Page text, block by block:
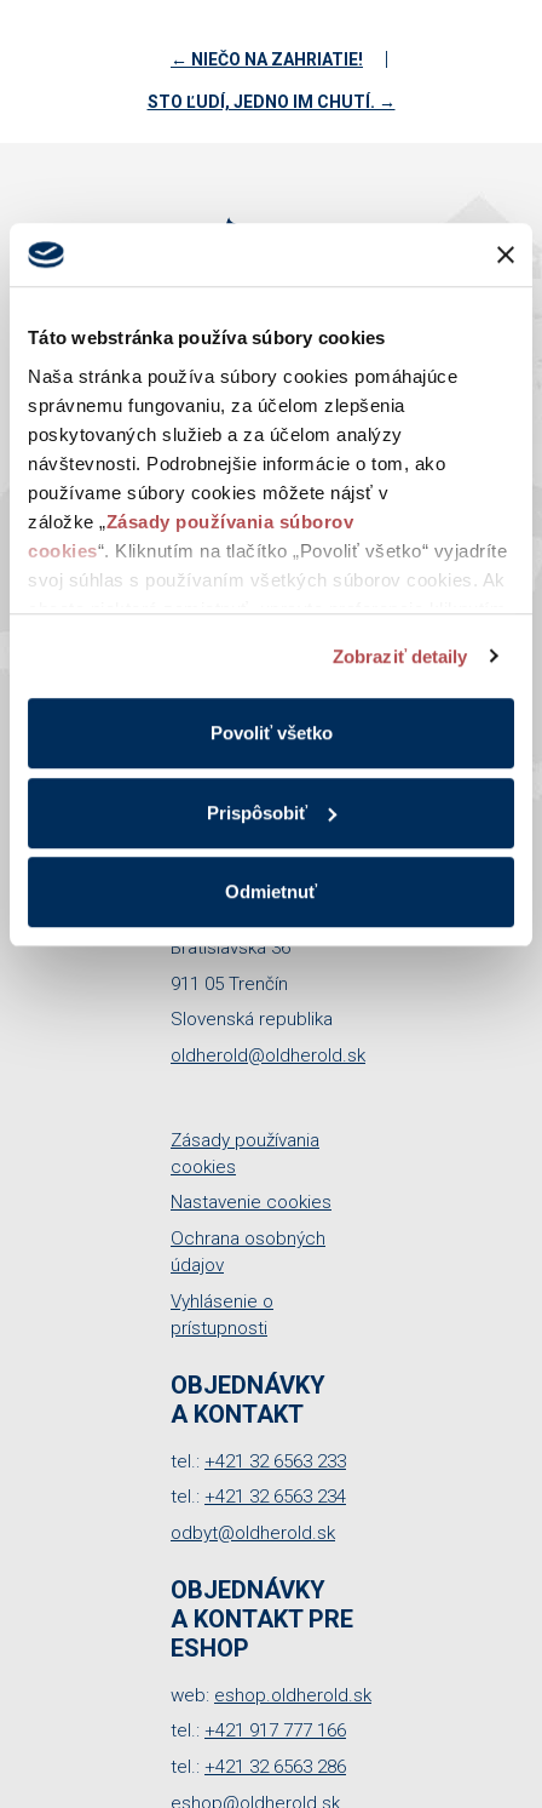
Táto webstránka používa súbory cookies
Naša stránka používa súbory cookies pomáhajúce
správnemu fungovaniu, za účelom zlepšenia
poskytovaných služieb a za účelom analýzy
návštevnosti. Podrobnejšie informácie o tom, ako
používame súbory cookies môžete nájsť v
záložke „Zásady používania súborov
cookies“. Kliknutím na tlačítko „Povoliť všetko“ vyjadríte
svoj súhlas s používaním všetkých súborov cookies. Ak
chcete niektoré zamietnuť, upravte preferencie kliknutím
Zobraziť detaily
Povoliť všetko
Prispôsobiť
Odmietnuť
← NIEČO NA ZAHRIATIE! |
STO ĽUDÍ, JEDNO IM CHUTÍ. →
NAŠA
SPOLOČNOSŤ
Novinky
Naše ocenenia
Podpora / na stiahnutie
Kontakt
SPOLOČNOSTI
Bratislavská 36
911 05 Trenčín
Slovenská republika
oldherold@oldherold.sk
Zásady používania
cookies
Nastavenie cookies
Ochrana osobných
údajov
Vyhlásenie o
prístupnosti
OBJEDNÁVKY
A KONTAKT
tel.: +421 32 6563 233
tel.: +421 32 6563 234
odbyt@oldherold.sk
OBJEDNÁVKY
A KONTAKT PRE
ESHOP
web: eshop.oldherold.sk
tel.: +421 917 777 166
tel.: +421 32 6563 286
eshop@oldherold.sk